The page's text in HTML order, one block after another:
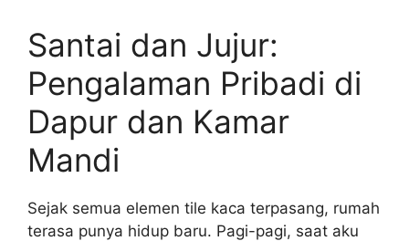
Santai dan Jujur:
Pengalaman Pribadi di
Dapur dan Kamar
Mandi
Sejak semua elemen tile kaca terpasang, rumah
terasa punya hidup baru. Pagi-pagi, saat aku